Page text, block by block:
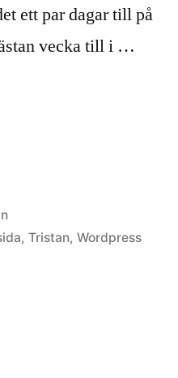
ett par dagar till på
vecka till i …
, Tristan, Wordpress